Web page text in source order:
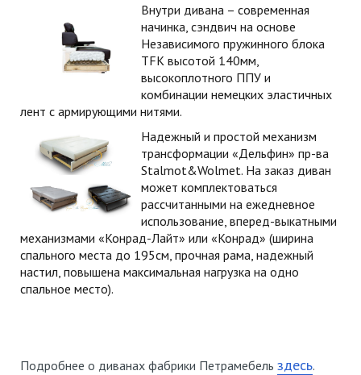
Внутри дивана – современная
начинка, сэндвич на основе
Независимого пружинного блока
TFK высотой 140мм,
высокоплотного ППУ и
комбинации немецких эластичных
лент с армирующими нитями.
Надежный и простой механизм
трансформации «Дельфин» пр-ва
Stalmot&Wolmet. На заказ диван
может комплектоваться
рассчитанными на ежедневное
использование, вперед-выкатными
механизмами «Конрад-Лайт» или «Конрад» (ширина
спального места до 195см, прочная рама, надежный
настил, повышена максимальная нагрузка на одно
спальное место).
Подробнее о диванах фабрики Петрамебельздесь.